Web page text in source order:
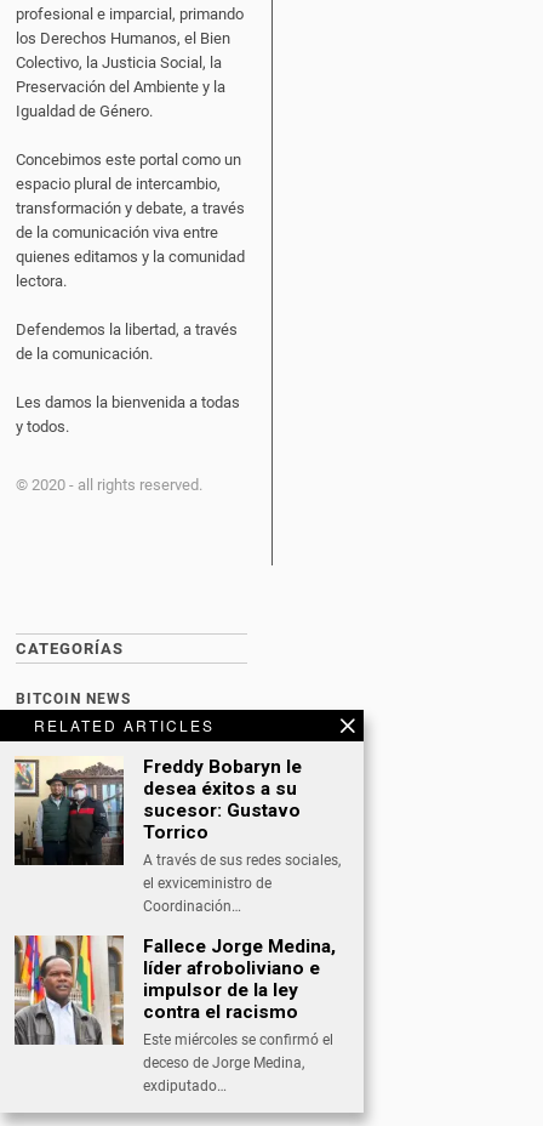
RELATED ARTICLES
Freddy Bobaryn le
desea éxitos a su
sucesor: Gustavo
Torrico
A través de sus redes sociales,
el exviceministro de
Coordinación…
Fallece Jorge Medina,
líder afroboliviano e
impulsor de la ley
contra el racismo
Este miércoles se confirmó el
deceso de Jorge Medina,
exdiputado…
profesional e imparcial, primando
los Derechos Humanos, el Bien
Colectivo, la Justicia Social, la
Preservación del Ambiente y la
Igualdad de Género.
Concebimos este portal como un
espacio plural de intercambio,
transformación y debate, a través
de la comunicación viva entre
quienes editamos y la comunidad
lectora.
Defendemos la libertad, a través
de la comunicación.
Les damos la bienvenida a todas
y todos.
© 2020 - all rights reserved.
CATEGORÍAS
BITCOIN NEWS
CULTURA
DATING
DEPORTES
ECONOMÍA
INTERNACIONAL
NACIONAL
OPINIÓN
SALUD